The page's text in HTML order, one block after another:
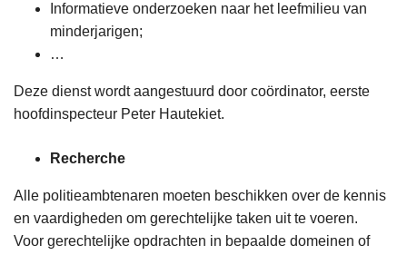
Informatieve onderzoeken naar het leefmilieu van
minderjarigen;
…
Deze dienst wordt aangestuurd door coördinator, eerste
hoofdinspecteur Peter Hautekiet.
Recherche
Alle politieambtenaren moeten beschikken over de kennis
en vaardigheden om gerechtelijke taken uit te voeren.
Voor gerechtelijke opdrachten in bepaalde domeinen of